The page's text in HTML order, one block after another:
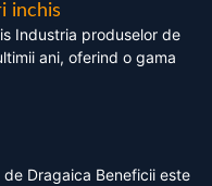
inchis
Industria produselor de
ani, oferind o gama
Dragaica Beneficii este